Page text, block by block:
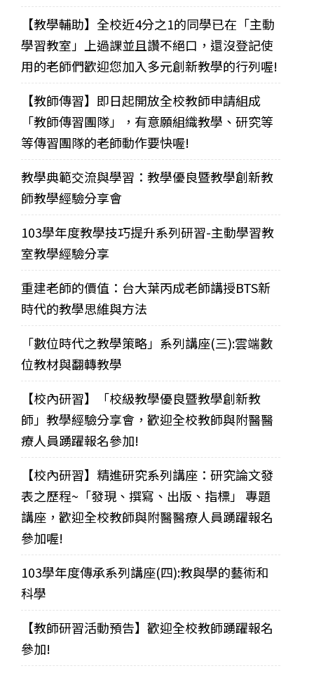
【教學輔助】全校近4分之1的同學已在「主動
學習教室」上過課並且讚不絕口，還沒登記使
用的老師們歡迎您加入多元創新教學的行列喔!
【教師傳習】即日起開放全校教師申請組成
「教師傳習團隊」，有意願組織教學、研究等
等傳習團隊的老師動作要快喔!
教學典範交流與學習：教學優良暨教學創新教
師教學經驗分享會
103學年度教學技巧提升系列研習-主動學習教
室教學經驗分享
重建老師的價值：台大葉丙成老師講授BTS新
時代的教學思維與方法
「數位時代之教學策略」系列講座(三):雲端數
位教材與翻轉教學
【校內研習】「校級教學優良暨教學創新教
師」教學經驗分享會，歡迎全校教師與附醫醫
療人員踴躍報名參加!
【校內研習】精進研究系列講座：研究論文發
表之歷程~「發現、撰寫、出版、指標」 專題
講座，歡迎全校教師與附醫醫療人員踴躍報名
參加喔!
103學年度傳承系列講座(四):教與學的藝術和
科學
【教師研習活動預告】歡迎全校教師踴躍報名
參加!